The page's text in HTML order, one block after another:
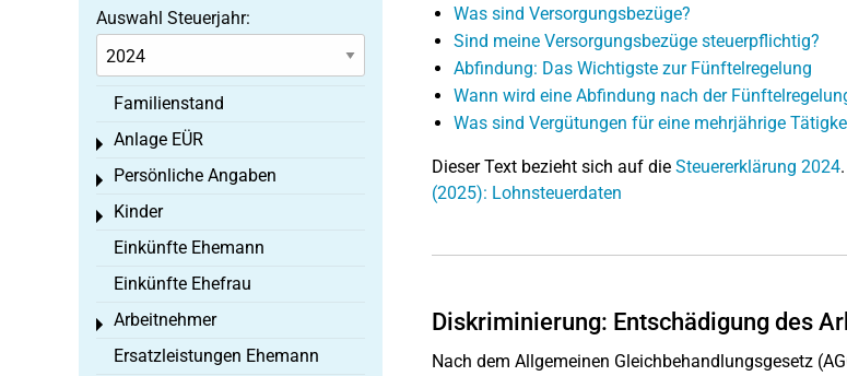
Was sind Versorgungsbezüge?
Sind meine Versorgungsbezüge steuerpflichtig?
Abfindung: Das Wichtigste zur Fünftelregelung
Wann wird eine Abfindung nach der
Was sind Vergütungen für eine mehrjährige
Dieser Text bezieht sich auf die Steuererklärung 2024
(2025): Lohnsteuerdaten
Diskriminierung: Entschädigung des
Nach dem Allgemeinen Gleichbehandlungsgesetz
Auswahl Steuerjahr:
Familienstand
Anlage EÜR
Toggle menu
Persönliche Angaben
Toggle menu
Kinder
Toggle menu
Einkünfte Ehemann
Einkünfte Ehefrau
Arbeitnehmer
Toggle menu
Ersatzleistungen Ehemann